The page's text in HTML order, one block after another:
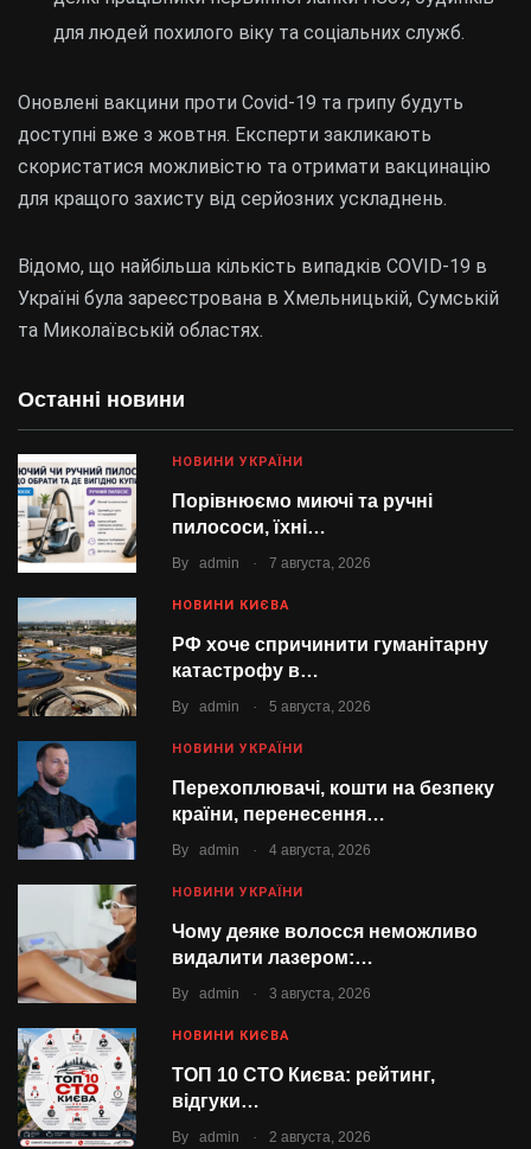
Останні новини
НОВИНИ УКРАЇНИ
Порівнюємо миючі та ручні
пилососи, їхні…
By admin . 7 августа, 2026
НОВИНИ КИЄВА
РФ хоче спричинити гуманітарну
катастрофу в…
By admin . 5 августа, 2026
НОВИНИ УКРАЇНИ
Перехоплювачі, кошти на безпеку
країни, перенесення…
By admin . 4 августа, 2026
НОВИНИ УКРАЇНИ
Чому деяке волосся неможливо
видалити лазером:…
By admin . 3 августа, 2026
НОВИНИ КИЄВА
ТОП 10 СТО Києва: рейтинг,
відгуки…
By admin . 2 августа, 2026
для людей похилого віку та соціальних служб.
Оновлені вакцини проти Covid-19 та грипу будуть
доступні вже з жовтня. Експерти закликають
скористатися можливістю та отримати вакцинацію
для кращого захисту від серйозних ускладнень.
Відомо, що найбільша кількість випадків COVID-19 в
Україні була зареєстрована в Хмельницькій, Сумській
та Миколаївській областях.